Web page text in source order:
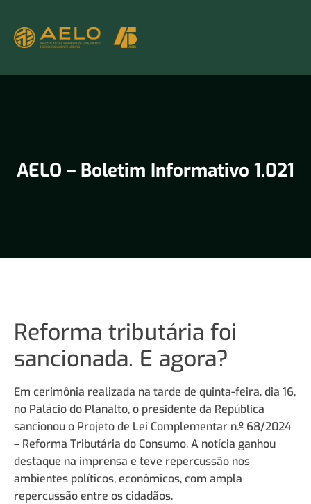
AELO – Boletim Informativo 1.021
Reforma tributária foi
sancionada. E agora?
Em cerimônia realizada na tarde de quinta-feira, dia 16,
no Palácio do Planalto, o presidente da República
sancionou o Projeto de Lei Complementar n.º 68/2024
– Reforma Tributária do Consumo. A notícia ganhou
destaque na imprensa e teve repercussão nos
ambientes políticos, econômicos, com ampla
repercussão entre os cidadãos.